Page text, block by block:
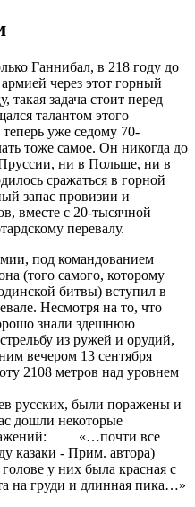
Ганнибал, в 218 году до
через этот горный
такая задача стоит перед
талантом этого
уже седому 70-
тоже самое. Он никогда до
ни в Польше, ни в
сражаться в горной
запас провизии и
вместе с 20-тысячной
перевалу.
под командованием
(того самого, которому
битвы) вступил в
Несмотря на то, что
знали здешнюю
из ружей и орудий,
вечером 13 сентября
2108 метров над уровнем
русских, были поражены и
дошли некоторые
сражений: «…почти все
казаки - Прим. автора)
у них была красная с
на груди и длинная пика…»